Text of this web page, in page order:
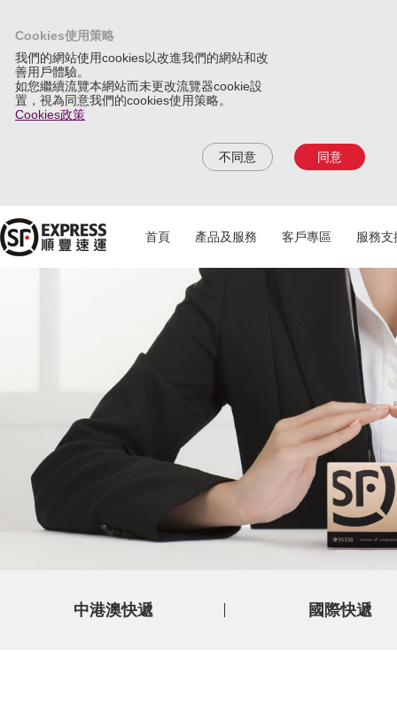
Cookies使用策略
我們的網站使用cookies以改進我們的網站和改
善用戶體驗。
如您繼續流覽本網站而未更改流覽器cookie設
置，視為同意我們的cookies使用策略。
Cookies政策
不同意 同意
首頁 產品及服務 客戶專區 服務支
中港澳快遞 國際快遞